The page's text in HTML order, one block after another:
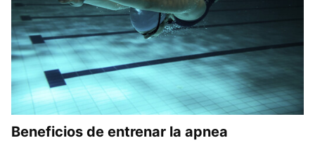
Beneficios de entrenar la apnea